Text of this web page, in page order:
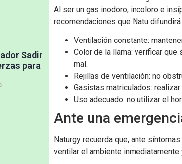
Sadir
para
Al ser un gas inodoro, incoloro e
recomendaciones que Natu
Ventilación constante:
Color de la llama: verificar que
mal.
Rejillas de ventilación: no
Gasistas matriculados:
Uso adecuado: no utilizar el
Ante una
Naturgy recuerda que, ante
ventilar el ambiente